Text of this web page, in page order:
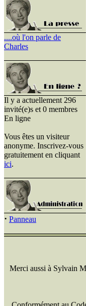
....où l'on parle de
Charles
Il y a actuellement 296
invité(e)s et 0 membres
En ligne
Vous êtes un visiteur
anonyme. Inscrivez-vous
gratuitement en cliquant
ici.
· Panneau
Merci aussi à Sylvain